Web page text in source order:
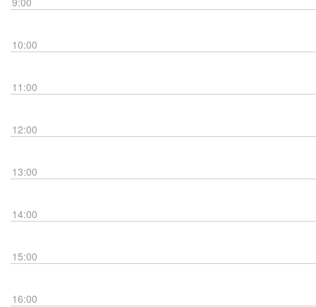
10:00
11:00
12:00
13:00
14:00
15:00
16:00